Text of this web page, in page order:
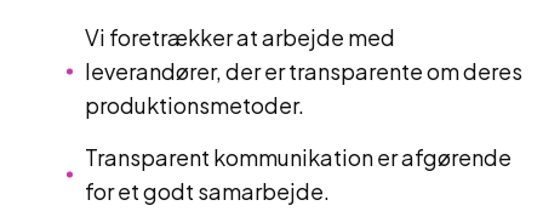
Vi foretrækker at arbejde med
leverandører, der er transparente om deres
produktionsmetoder.
Transparent kommunikation er afgørende
for et godt samarbejde.